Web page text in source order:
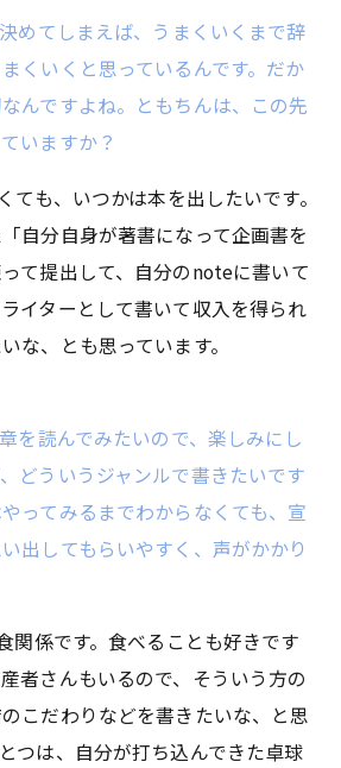
めてしまえば、うまくいくまで辞
くいくと思っているんです。だか
んですよね。ともちんは、この先
いますか？
ても、いつかは本を出したいです。
自分自身が著書になって企画書を
て提出して、自分のnoteに書いて
イターとして書いて収入を得られ
な、とも思っています。
を読んでみたいので、楽しみにし
どういうジャンルで書きたいです
ってみるまでわからなくても、宣
出してもらいやすく、声がかかり
関係です。食べることも好きです
者さんもいるので、そういう方の
こだわりなどを書きたいな、と思
つは、自分が打ち込んできた卓球